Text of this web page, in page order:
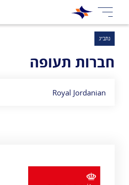
נתב"ג
חברות תעופה
Jordanian